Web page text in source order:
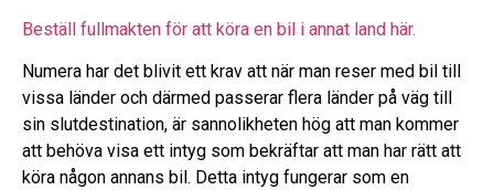
Beställ fullmakten för att köra en bil i annat land här.
Numera har det blivit ett krav att när man reser med bil till
vissa länder och därmed passerar flera länder på väg till
sin slutdestination, är sannolikheten hög att man kommer
att behöva visa ett intyg som bekräftar att man har rätt att
köra någon annans bil. Detta intyg fungerar som en